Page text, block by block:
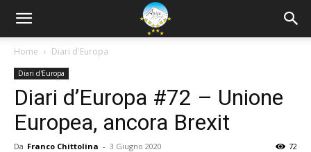
Home Diari d'Europa
Diari d'Europa
Diari d’Europa #72 – Unione
Europea, ancora Brexit
Da Franco Chittolina - 3 Giugno 2020 72